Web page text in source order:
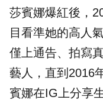
莎賓娜爆紅後，
目看準她的高人
僅上通告、拍寫
藝人，直到2016
賓娜在IG上分享